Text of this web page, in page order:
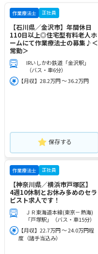
作業療法士 正社員
【石川県／金沢市】年間休日
110日以上◎住宅型有料老人ホ
ームにて作業療法士の募集♪＜
常勤＞
IRいしかわ鉄道「金沢駅」
（バス・車6分）
【月収】28.2万円 ～ 36.2万円
保存する
作業療法士 正社員
【神奈川県／横浜市戸塚区】
4週10休制とお休み多めのセラ
ピスト求人です！
ＪＲ東海道本線(東京－熱海)
「戸塚駅」（バス・車15分）
【月収】22.7万円 ～ 24.0万円程
度（諸手当込み）